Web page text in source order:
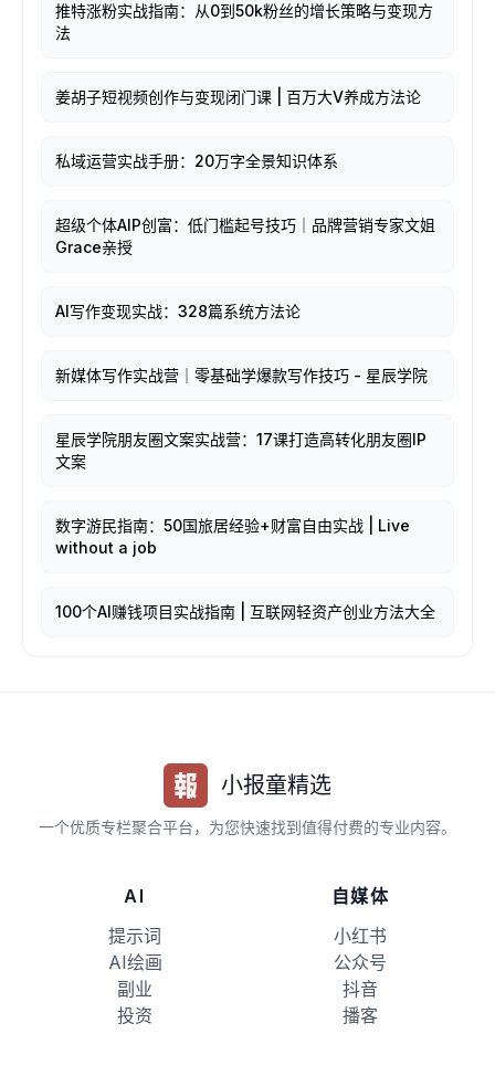
推特涨粉实战指南：从0到50k粉丝的增长策略与变现方
法
姜胡子短视频创作与变现闭门课 | 百万大V养成方法论
私域运营实战手册：20万字全景知识体系
超级个体AIP创富：低门槛起号技巧｜品牌营销专家文姐
Grace亲授
AI写作变现实战：328篇系统方法论
新媒体写作实战营｜零基础学爆款写作技巧 - 星辰学院
星辰学院朋友圈文案实战营：17课打造高转化朋友圈IP
文案
数字游民指南：50国旅居经验+财富自由实战 | Live
without a job
100个AI赚钱项目实战指南 | 互联网轻资产创业方法大全
小报童精选
一个优质专栏聚合平台，为您快速找到值得付费的专业内容。
AI
提示词
AI绘画
副业
投资
自媒体
小红书
公众号
抖音
播客